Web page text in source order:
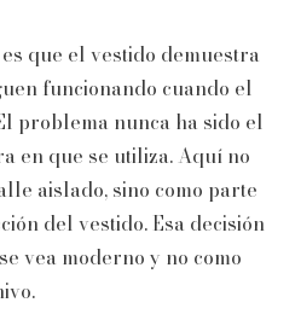
que el vestido demuestra
funcionando cuando el
problema nunca ha sido el
en que se utiliza. Aquí no
aislado, sino como parte
del vestido. Esa decisión
vea moderno y no como